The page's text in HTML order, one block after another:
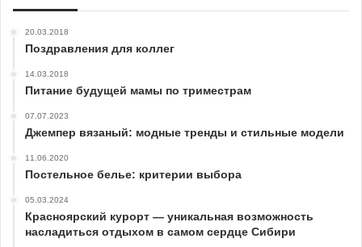
20.03.2018
Поздравления для коллег
14.03.2018
Питание будущей мамы по триместрам
07.07.2023
Джемпер вязаный: модные тренды и стильные модели
11.06.2020
Постельное белье: критерии выбора
05.03.2024
Красноярский курорт — уникальная возможность
насладиться отдыхом в самом сердце Сибири